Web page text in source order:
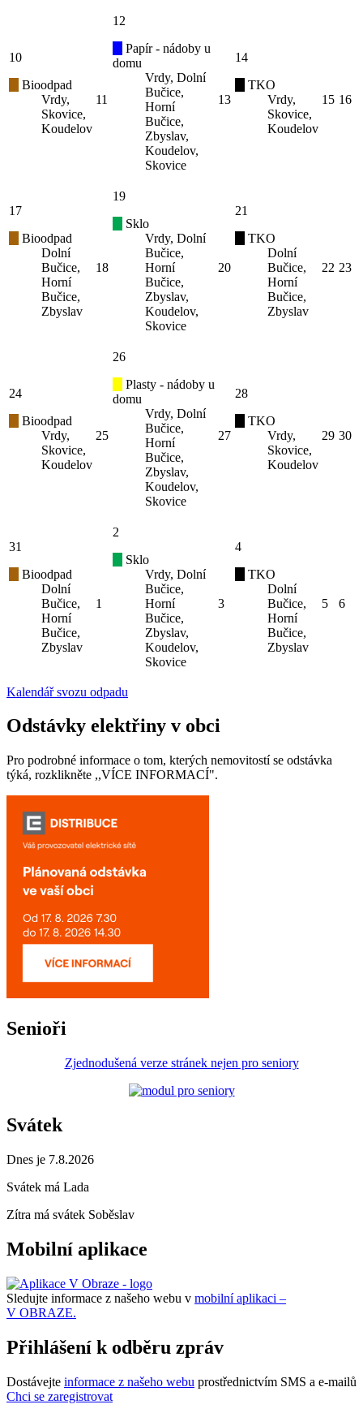
10
Bioodpad
Vrdy,
Skovice,
Koudelov
11
12
Papír - nádoby u
domu
Vrdy, Dolní
Bučice,
Horní
Bučice,
Zbyslav,
Koudelov,
Skovice
13
14
TKO
Vrdy,
Skovice,
Koudelov
15 16
17
Bioodpad
Dolní
Bučice,
Horní
Bučice,
Zbyslav
18
19
Sklo
Vrdy, Dolní
Bučice,
Horní
Bučice,
Zbyslav,
Koudelov,
Skovice
20
21
TKO
Dolní
Bučice,
Horní
Bučice,
Zbyslav
22 23
24
Bioodpad
Vrdy,
Skovice,
Koudelov
25
26
Plasty - nádoby u
domu
Vrdy, Dolní
Bučice,
Horní
Bučice,
Zbyslav,
Koudelov,
Skovice
27
28
TKO
Vrdy,
Skovice,
Koudelov
29 30
31
Bioodpad
Dolní
Bučice,
Horní
Bučice,
Zbyslav
1
2
Sklo
Vrdy, Dolní
Bučice,
Horní
Bučice,
Zbyslav,
Koudelov,
Skovice
3
4
TKO
Dolní
Bučice,
Horní
Bučice,
Zbyslav
5 6
Kalendář svozu odpadu
Odstávky elektřiny v obci
Pro podrobné informace o tom, kterých nemovitostí se odstávka
týká, rozklikněte ,,VÍCE INFORMACÍ".
Senioři
Zjednodušená verze stránek nejen pro seniory
Svátek
Dnes je 7.8.2026
Svátek má Lada
Zítra má svátek Soběslav
Mobilní aplikace
Sledujte informace z našeho webu v mobilní aplikaci –
V OBRAZE.
Přihlášení k odběru zpráv
Dostávejte informace z našeho webu prostřednictvím SMS a e-mailů
Chci se zaregistrovat